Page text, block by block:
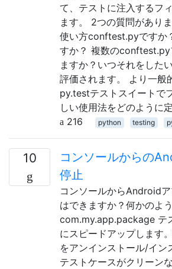
て、テストに注入するフ
ます。 2つの質問があり
使い方conftest.pyですか
すか？ 複数のconftest.py
ますか？いつそれをした
評価されます。 より一般
py.testテストスイートで
しい使用法をどのように
216
python testing
10
コンソールからの
停止
コンソールからAndroid
はできますか？何かのよ
com.my.app.package テ
にスピードアップします
をアンインストール/イン
テストケースがクリーン